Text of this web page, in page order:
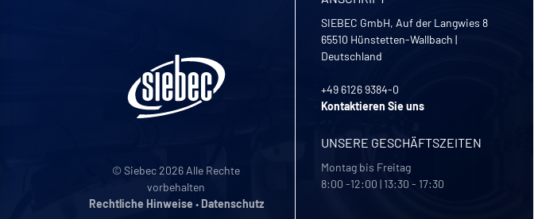
© Siebec 2026 Alle Rechte
vorbehalten
Rechtliche Hinweise •Datenschutz
SIEBEC GmbH, Auf der Langwies 8
65510 Hünstetten-Wallbach |
Deutschland
+49 6126 9384-0
Kontaktieren Sie uns
UNSERE GESCHÄFTSZEITEN
Montag bis Freitag
8:00 -12:00 | 13:30 - 17:30